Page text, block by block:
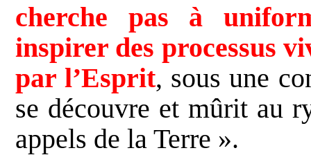
cherche pas à
inspirer des processus
par l’Esprit, sous une
se découvre et mûrit au
appels de la Terre ».